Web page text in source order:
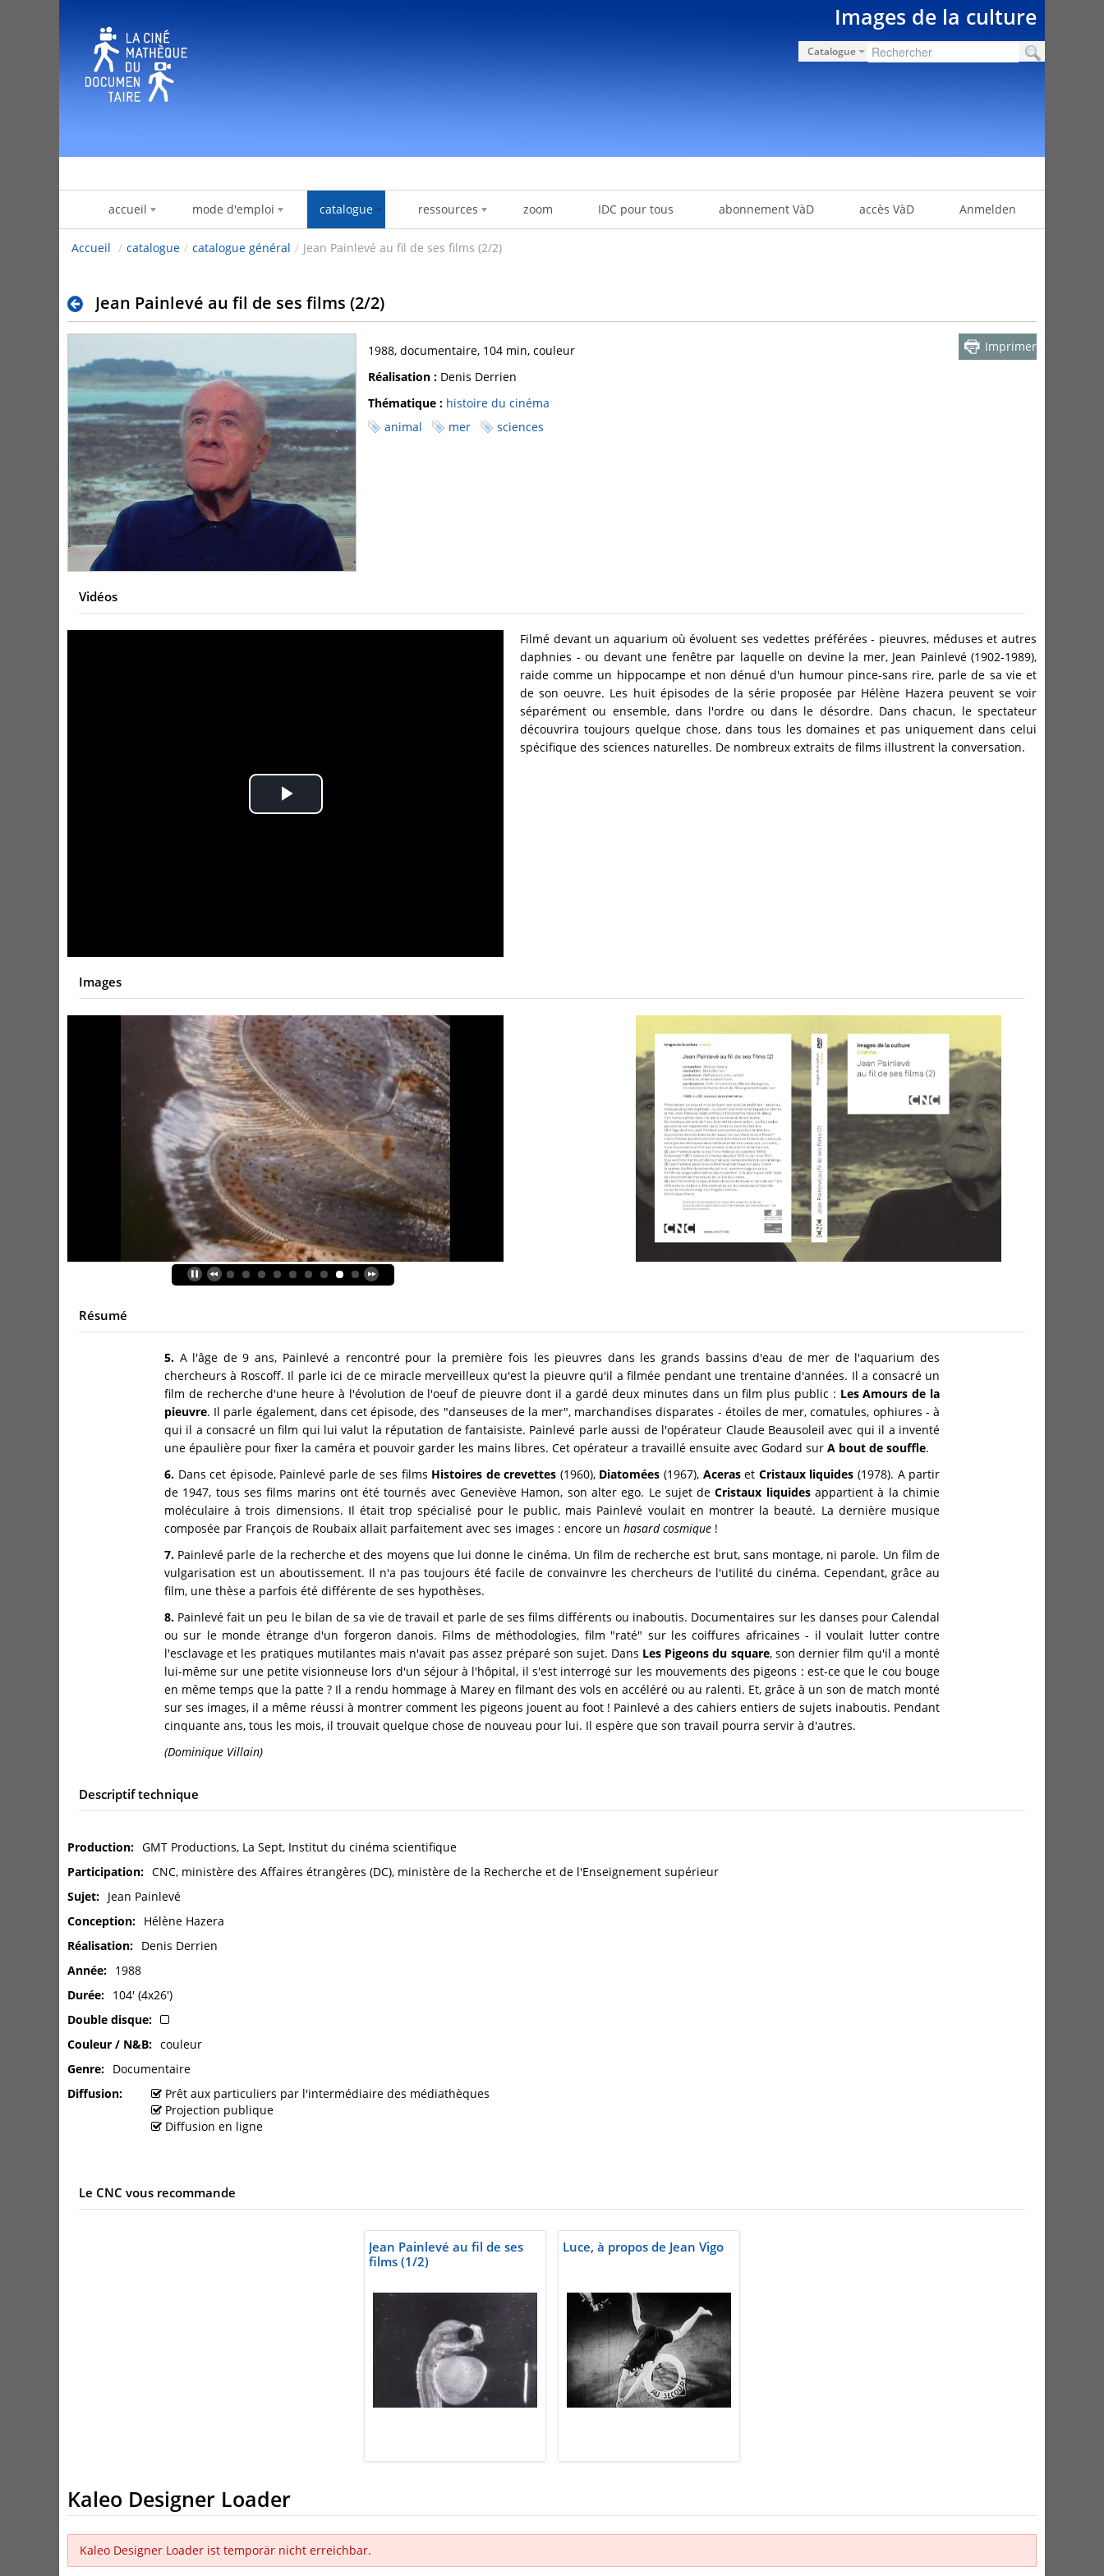
Images de la culture
Catalogue
accueil mode d'emploi catalogue ressources zoom IDC pour tous abonnement VàD accès VàD Anmelden
Accueil / catalogue / catalogue général / Jean Painlevé au fil de ses films (2/2)
Jean Painlevé au fil de ses films (2/2)
Imprimer
1988, documentaire, 104 min, couleur
Réalisation : Denis Derrien
Thématique : histoire du cinéma
animal
mer sciences
Vidéos
Play
Filmé devant un aquarium où évoluent ses vedettes préférées - pieuvres, méduses et autres
daphnies - ou devant une fenêtre par laquelle on devine la mer, Jean Painlevé (1902-1989),
raide comme un hippocampe et non dénué d'un humour pince-sans rire, parle de sa vie et
de son oeuvre. Les huit épisodes de la série proposée par Hélène Hazera peuvent se voir
séparément ou ensemble, dans l'ordre ou dans le désordre. Dans chacun, le spectateur
découvrira toujours quelque chose, dans tous les domaines et pas uniquement dans celui
spécifique des sciences naturelles. De nombreux extraits de films illustrent la conversation.
Images
Résumé
5. A l'âge de 9 ans, Painlevé a rencontré pour la première fois les pieuvres dans les grands bassins d'eau de mer de l'aquarium des
chercheurs à Roscoff. Il parle ici de ce miracle merveilleux qu'est la pieuvre qu'il a filmée pendant une trentaine d'années. Il a consacré un
film de recherche d'une heure à l'évolution de l'oeuf de pieuvre dont il a gardé deux minutes dans un film plus public : Les Amours de la
pieuvre. Il parle également, dans cet épisode, des "danseuses de la mer", marchandises disparates - étoiles de mer, comatules, ophiures - à
qui il a consacré un film qui lui valut la réputation de fantaisiste. Painlevé parle aussi de l'opérateur Claude Beausoleil avec qui il a inventé
une épaulière pour fixer la caméra et pouvoir garder les mains libres. Cet opérateur a travaillé ensuite avec Godard sur A bout de souffle.
6. Dans cet épisode, Painlevé parle de ses films Histoires de crevettes (1960), Diatomées (1967), Aceraset Cristaux liquides (1978). A partir
de 1947, tous ses films marins ont été tournés avec Geneviève Hamon, son alter ego. Le sujet deCristaux liquidesappartient à la chimie
moléculaire à trois dimensions. Il était trop spécialisé pour le public, mais Painlevé voulait en montrer la beauté. La dernière musique
composée par François de Roubaix allait parfaitement avec ses images : encore un hasard cosmique !
7. Painlevé parle de la recherche et des moyens que lui donne le cinéma. Un film de recherche est brut, sans montage, ni parole. Un film de
vulgarisation est un aboutissement. Il n'a pas toujours été facile de convainvre les chercheurs de l'utilité du cinéma. Cependant, grâce au
film, une thèse a parfois été différente de ses hypothèses.
8. Painlevé fait un peu le bilan de sa vie de travail et parle de ses films différents ou inaboutis. Documentaires sur les danses pour Calendal
ou sur le monde étrange d'un forgeron danois. Films de méthodologies, film "raté" sur les coiffures africaines - il voulait lutter contre
l'esclavage et les pratiques mutilantes mais n'avait pas assez préparé son sujet. Dans Les Pigeons du square, son dernier film qu'il a monté
lui-même sur une petite visionneuse lors d'un séjour à l'hôpital, il s'est interrogé sur les mouvements des pigeons : est-ce que le cou bouge
en même temps que la patte ? Il a rendu hommage à Marey en filmant des vols en accéléré ou au ralenti. Et, grâce à un son de match monté
sur ses images, il a même réussi à montrer comment les pigeons jouent au foot ! Painlevé a des cahiers entiers de sujets inaboutis. Pendant
cinquante ans, tous les mois, il trouvait quelque chose de nouveau pour lui. Il espère que son travail pourra servir à d'autres.
(Dominique Villain)
Descriptif technique
Production
GMT Productions, La Sept, Institut du cinéma scientifique
Participation
CNC, ministère des Affaires étrangères (DC), ministère de la Recherche et de l'Enseignement supérieur
Sujet
Jean Painlevé
Conception
Hélène Hazera
Réalisation
Denis Derrien
Année
1988
Durée
104' (4x26')
Double disque
Couleur / N&B
couleur
Genre
Documentaire
Diffusion
Prêt aux particuliers par l'intermédiaire des médiathèques
Projection publique
Diffusion en ligne
Le CNC vous recommande
Jean Painlevé au fil de ses
films (1/2)
Luce, à propos de Jean Vigo
Kaleo Designer Loader
Kaleo Designer Loader ist temporär nicht erreichbar.